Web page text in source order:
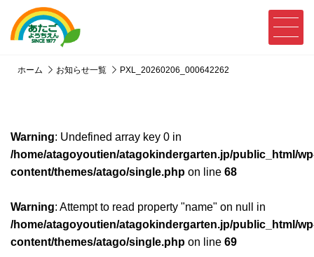
ホーム お知らせ一覧 PXL_20260206_000642262
Warning: Undefined array key 0 in
/home/atagoyoutien/atagokindergarten.jp/public_html/
content/themes/atago/single.php on line 68
Warning: Attempt to read property "name" on null in
/home/atagoyoutien/atagokindergarten.jp/public_html/
content/themes/atago/single.php on line 69